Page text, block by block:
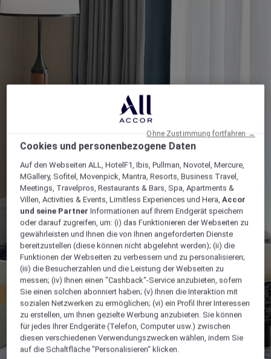
Cookies und personenbezogene Daten
Auf den Webseiten ALL, HotelF1, Ibis, Pullman, Novotel, Mercure,
MGallery, Sofitel, Movenpick, Mantra, Resorts, Business Travel,
Meetings, Travelpros, Restaurants & Bars, Spa, Apartments &
Villen, Activities & Events, Limitless Experiences und Hera,Accor
und seine Partner Informationen auf Ihrem Endgerät speichern
oder darauf zugreifen, um: (i) das Funktionieren der Webseiten zu
gewährleisten und Ihnen die von Ihnen angeforderten Dienste
bereitzustellen (diese können nicht abgelehnt werden); (ii) die
Funktionen der Webseiten zu verbessern und zu personalisieren;
(iii) die Besucherzahlen und die Leistung der Webseiten zu
messen; (iv) Ihnen einen "Cashback“-Service anzubieten, sofern
Sie einen solchen abonniert haben; (v) Ihnen die Interaktion mit
sozialen Netzwerken zu ermöglichen; (vi) ein Profil Ihrer Interessen
zu erstellen, um Ihnen gezielte Werbung anzubieten. Sie können
für jedes Ihrer Endgeräte (Telefon, Computer usw.) zwischen
diesen verschiedenen Verwendungszwecken wählen, indem Sie
auf die Schaltfläche "Personalisieren“ klicken.
Ohne Zustimmung fortfahren →